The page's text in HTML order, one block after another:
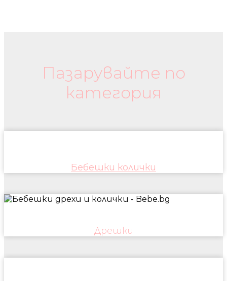
Пазарувайте по
категория
Бебешки колички
Дрешки